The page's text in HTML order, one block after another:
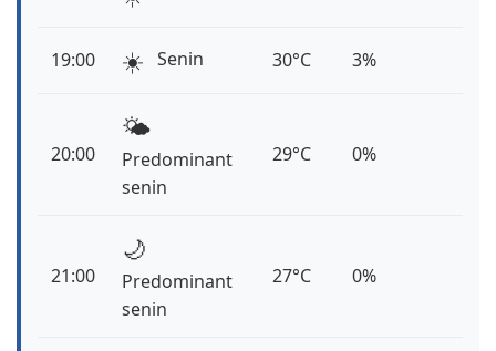
19:00 ☀️ Senin 30°C 3%
20:00
🌤️
Predominant
senin
29°C 0%
21:00
🌙
Predominant
senin
27°C 0%